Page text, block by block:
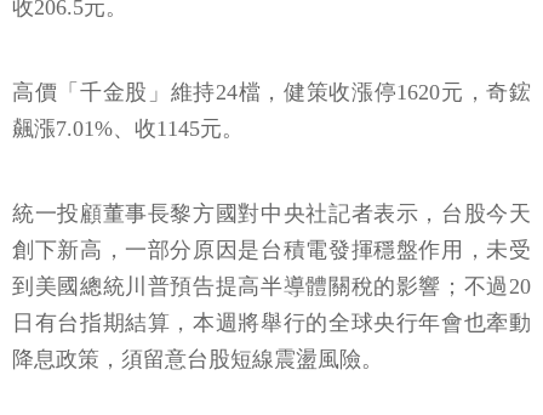
收206.5元。
高價「千金股」維持24檔，健策收漲停1620元，奇鋐
飆漲7.01%、收1145元。
統一投顧董事長黎方國對中央社記者表示，台股今天
創下新高，一部分原因是台積電發揮穩盤作用，未受
到美國總統川普預告提高半導體關稅的影響；不過20
日有台指期結算，本週將舉行的全球央行年會也牽動
降息政策，須留意台股短線震盪風險。